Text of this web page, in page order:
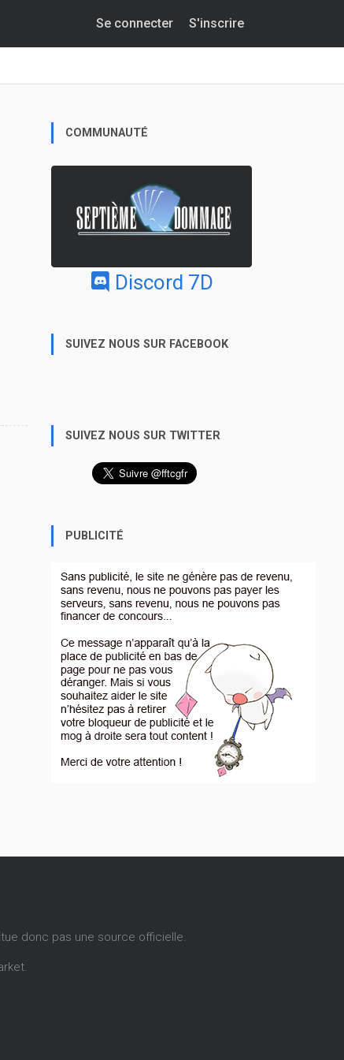
Se connecter S'inscrire
COMMUNAUTÉ
Discord 7D
SUIVEZ NOUS SUR FACEBOOK
SUIVEZ NOUS SUR TWITTER
PUBLICITÉ
donc pas une source officielle.